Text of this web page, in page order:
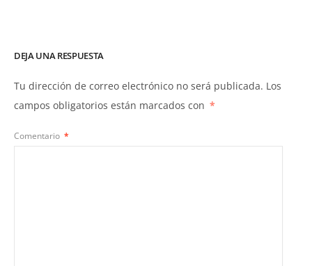
DEJA UNA RESPUESTA
Tu dirección de correo electrónico no será publicada. Los
campos obligatorios están marcados con *
Comentario *